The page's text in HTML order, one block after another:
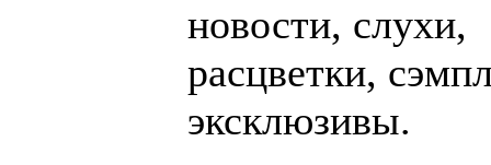
новости, слухи,
расцветки,
эксклюзивы.